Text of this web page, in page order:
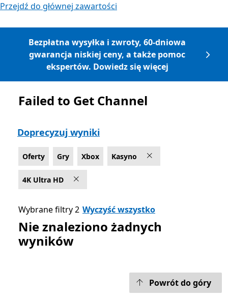
Przejdź do głównej zawartości
Bezpłatna wysyłka i zwroty, 60-dniowa
gwarancja niskiej ceny, a także pomoc
ekspertów. Dowiedz się więcej
Lista Microsoft.com
Failed to Get Channel
Doprecyzuj wyniki
Oferty Gry Xbox Kasyno
4K Ultra HD
Wybrane filtry 2 Wyczyść wszystko
Nie znaleziono żadnych
wyników
Powrót do góry